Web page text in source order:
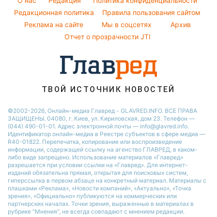
Потап
София Ротару
Новости Сум
Новости Тернополя
Новости Черкассы
Новости Одессы
Народные приметы
Все о шоу-бизнесе
Редакционная политика
Правила пользования сайтом
Реклама на сайте
Мы в соцсетях
Архив
Отчет о прозрачности JTI
ТВОЙ ИСТОЧНИК НОВОСТЕЙ
©2002-2026, Онлайн-медиа Главред - GLAVRED.INFO. ВСЕ ПРАВА
ЗАЩИЩЕНЫ. 04080, г. Киев, ул. Кириловская, дом 23. Телефон —
(044) 490-01-01. Адрес электронной почты — info@glavred.info.
Идентификатор онлайн-медиа в Реестре cубъектов в сфере медиа —
R40-01822. Перепечатка, копирование или воспроизведение
информации, содержащей ссылку на агенство ГЛАВРЕД, в каком-
либо виде запрещено. Использование материалов «Главред»
разрешается при условии ссылки на «Главред». Для интернет-
изданий обязательна прямая, открытая для поисковых систем,
гиперссылка в первом абзаце на конкретный материал. Материалы с
плашками «Реклама», «Новости компаний», «Актуально», «Точка
зрения», «Официально» публикуются на коммерческих или
партнерских началах. Точки зрения, выраженные в материалах в
рубрике "Мнения", не всегда совпадают с мнением редакции.